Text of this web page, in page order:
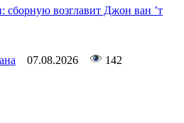
сборную возглавит Джон ван ’т
07.08.2026 142